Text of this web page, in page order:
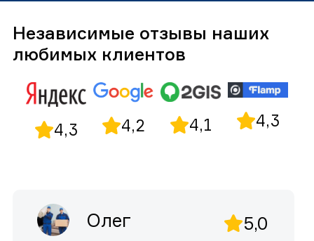
Независимые отзывы наших
любимых клиентов
4,3 4,2 4,1 4,3
Олег 5,0